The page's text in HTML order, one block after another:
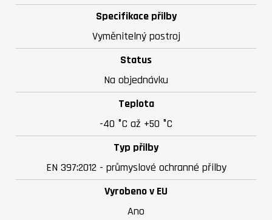
Specifikace přilby
Vyměnitelný postroj
Status
Na objednávku
Teplota
-40 °C až +50 °C
Typ přilby
EN 397:2012 - průmyslové ochranné přilby
Vyrobeno v EU
Ano